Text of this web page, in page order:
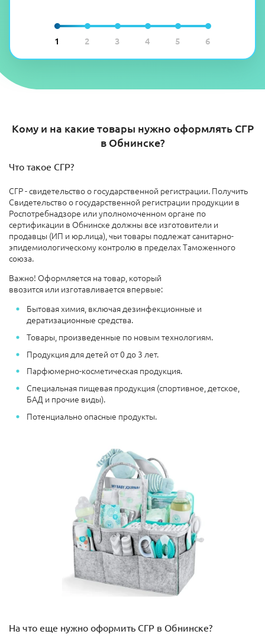
1 2 3 4 5 6
Кому и на какие товары нужно оформлять СГР
в Обнинске?
Что такое СГР?
СГР - свидетельство о государственной регистрации. Получить
Свидетельство о государственной регистрации продукции в
Роспотребнадзоре или уполномоченном органе по
сертификации в Обнинске должны все изготовители и
продавцы (ИП и юр.лица), чьи товары подлежат санитарно-
эпидемиологическому контролю в пределах Таможенного
союза.
Важно! Оформляется на товар, который
ввозится или изготавливается впервые:
Бытовая химия, включая дезинфекционные и
дератизационные средства.
Товары, произведенные по новым технологиям.
Продукция для детей от 0 до 3 лет.
Парфюмерно-косметическая продукция.
Специальная пищевая продукция (спортивное, детское,
БАД и прочие виды).
Потенциально опасные продукты.
На что еще нужно оформить СГР в Обнинске?